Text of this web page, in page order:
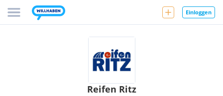
Einloggen
Reifen Ritz